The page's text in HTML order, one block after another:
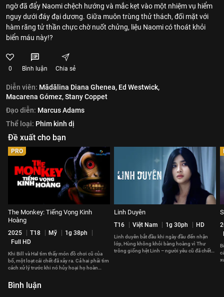
ngờ đã đẩy Naomi chệch hướng và mắc kẹt vào một nhiệm vụ hiểm
nguy dưới đáy đại dương. Giữa muôn trùng thử thách, đối mặt với
hàm răng tử thần chực chờ nuốt chửng, liệu Naomi có thoát khỏi
biển máu này!?
0 Bình luận Chia sẻ
Diễn viên: Mădălina Diana Ghenea, Ed Westwick,
Macarena Gómez,Stany Coppet
Đạo diễn: Marcus Adams
Thể loại: Phim kinh dị
Đề xuất cho bạn
PRO
The Monkey: Tiếng Vọng Kinh
Hoàng
2025 T18 Mỹ
1g 38ph
Full HD
Khi Bill và Hal tìm thấy món đồ chơi cũ của
bố, một loạt cái chết đã xảy ra. Cả hai phải tìm
cách xử lý trước khi nó hủy hoại họ hoàn
Linh Duyên
T16 Việt Nam 1g 30ph HD
Linh duyên bắt đầu khi ngày đầu đến nhận
lớp, Hùng không khỏi bàng hoàng vì Thư
trông giống hệt Linh – người yêu cũ đã chết
Bình luận